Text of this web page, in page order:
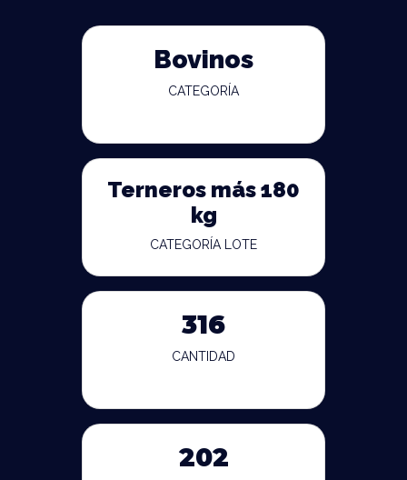
Bovinos
CATEGORÍA
Terneros más 180
kg
CATEGORÍA LOTE
316
CANTIDAD
202